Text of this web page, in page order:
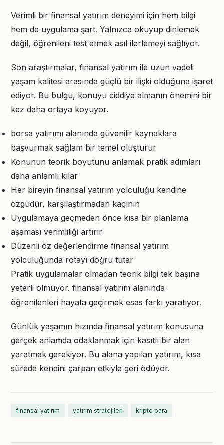
Verimli bir finansal yatırım deneyimi için hem bilgi
hem de uygulama şart. Yalnızca okuyup dinlemek
değil, öğrenileni test etmek asıl ilerlemeyi sağlıyor.
Son araştırmalar, finansal yatırım ile uzun vadeli
yaşam kalitesi arasında güçlü bir ilişki olduğuna işaret
ediyor. Bu bulgu, konuyu ciddiye almanın önemini bir
kez daha ortaya koyuyor.
borsa yatırımı alanında güvenilir kaynaklara
başvurmak sağlam bir temel oluşturur
Konunun teorik boyutunu anlamak pratik adımları
daha anlamlı kılar
Her bireyin finansal yatırım yolculuğu kendine
özgüdür, karşılaştırmadan kaçının
Uygulamaya geçmeden önce kısa bir planlama
aşaması verimliliği artırır
Düzenli öz değerlendirme finansal yatırım
yolculuğunda rotayı doğru tutar
Pratik uygulamalar olmadan teorik bilgi tek başına
yeterli olmuyor. finansal yatırım alanında
öğrenilenleri hayata geçirmek esas farkı yaratıyor.
Günlük yaşamın hızında finansal yatırım konusuna
gerçek anlamda odaklanmak için kasıtlı bir alan
yaratmak gerekiyor. Bu alana yapılan yatırım, kısa
sürede kendini çarpan etkiyle geri ödüyor.
finansal yatırım yatırım stratejileri kripto para